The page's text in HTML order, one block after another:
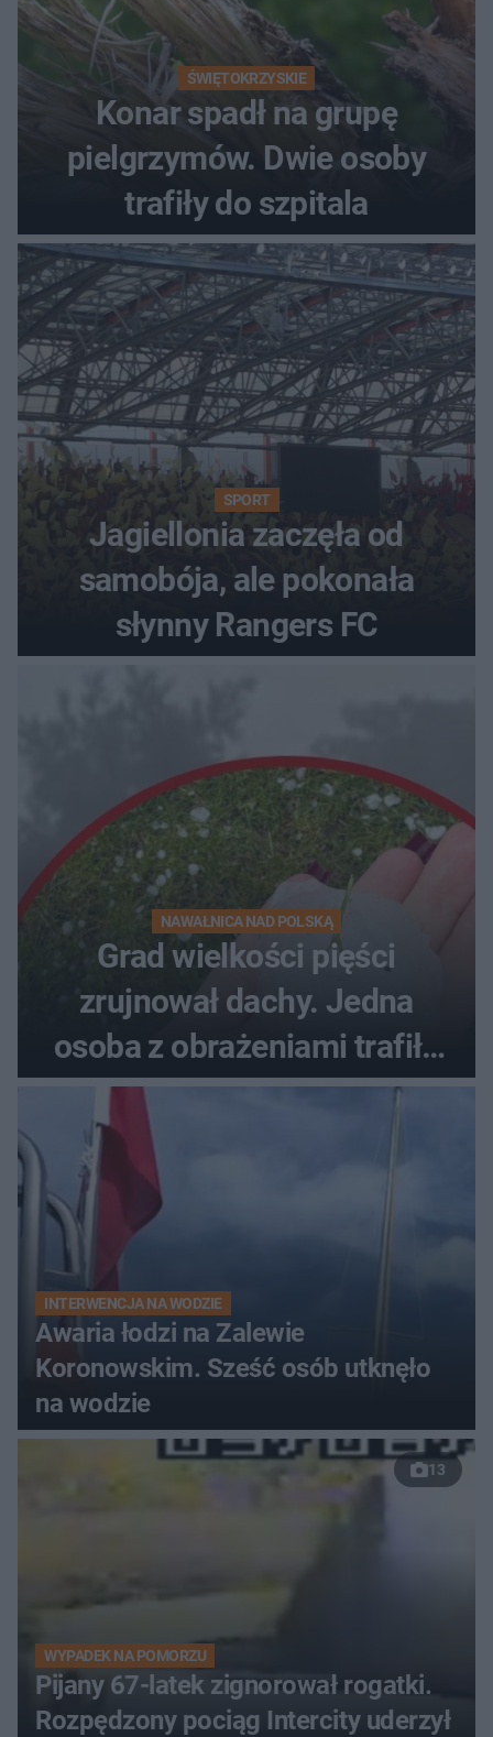
ŚWIĘTOKRZYSKIE
Konar spadł na grupę
pielgrzymów. Dwie osoby
trafiły do szpitala
SPORT
Jagiellonia zaczęła od
samobója, ale pokonała
słynny Rangers FC
NAWAŁNICA NAD POLSKĄ
Grad wielkości pięści
zrujnował dachy. Jedna
osoba z obrażeniami trafiła
do szpitala
INTERWENCJA NA WODZIE
Awaria łodzi na Zalewie
Koronowskim. Sześć osób utknęło
na wodzie
13
WYPADEK NA POMORZU
Pijany 67-latek zignorował rogatki.
Rozpędzony pociąg Intercity uderzył